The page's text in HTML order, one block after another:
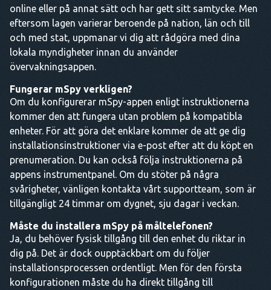
online eller på annat sätt och har gett sitt samtycke. Men
eftersom lagen varierar beroende på nation, län och till
och med stat, uppmanar vi dig att rådgöra med dina
lokala myndigheter innan du använder
övervakningsappen.
Fungerar mSpy verkligen?
Om du konfigurerar mSpy-appen enligt instruktionerna
kommer den att fungera utan problem på kompatibla
enheter. För att göra det enklare kommer de att ge dig
installationsinstruktioner via e-post efter att du köpt en
prenumeration. Du kan också följa instruktionerna på
appens instrumentpanel. Om du stöter på några
svårigheter, vänligen kontakta vårt supportteam, som är
tillgängligt 24 timmar om dygnet, sju dagar i veckan.
Måste du installera mSpy på måltelefonen?
Ja, du behöver fysisk tillgång till den enhet du riktar in
dig på. Det är dock oupptäckbart om du följer
installationsprocessen ordentligt. Men för den första
konfigurationen måste du ha direkt tillgång till